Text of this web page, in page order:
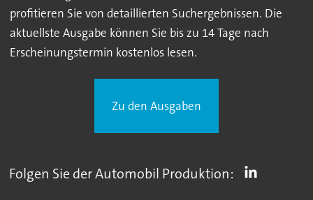
profitieren Sie von detaillierten Suchergebnissen. Die
aktuellste Ausgabe können Sie bis zu 14 Tage nach
Erscheinungstermin kostenlos lesen.
Zu den Ausgaben
Folgen Sie der Automobil Produktion: